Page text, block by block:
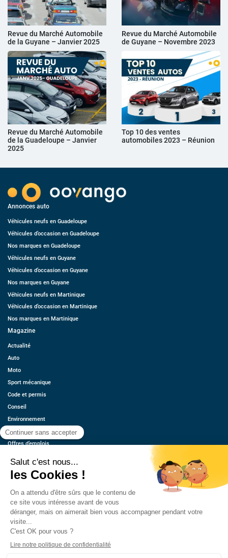
Revue du Marché Automobile
de la Guyane – Janvier 2025
Revue du Marché Automobile
de Guyane – Novembre 2023
Revue du Marché Automobile
de la Guadeloupe – Janvier
2025
Top 10 des ventes
automobiles 2023 – Réunion
Annonces auto
Véhicules neufs en Guadeloupe
Véhicules d’occasion en Guadeloupe
Nos marques en Guadeloupe
Véhicules neufs en Guyane
Véhicules d’occasion en Guyane
Nos marques en Guyane
Véhicules neufs en Martinique
Véhicules d’occasion en Martinique
Nos marques en Martinique
Magazine
Actualité
Auto
Moto
Sport mécanique
Code et permis
Conseil
Environnement
Économie
Offres d’emplois
Contact
Estimez votre voiture
Mentions légales
CGU